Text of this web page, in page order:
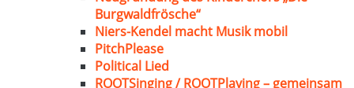
Burgwaldfrösche“
Niers-Kendel macht Musik mobil
PitchPlease
Political Lied
ROOTSinging / ROOTPlaying – gemeinsam